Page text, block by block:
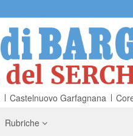
Castelnuovo Garfagnana
Rubriche